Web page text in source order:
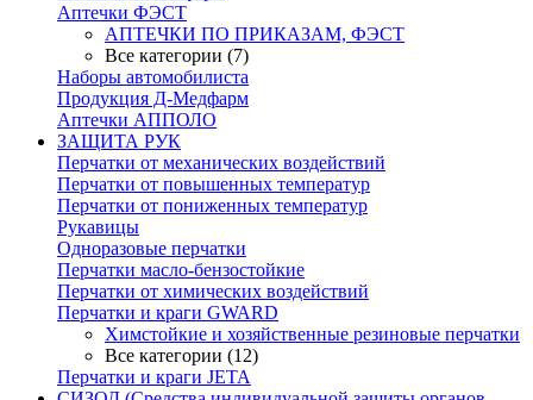
Аптечки ФЭСТ
АПТЕЧКИ ПО ПРИКАЗАМ, ФЭСТ
Все категории (7)
Наборы автомобилиста
Продукция Д-Медфарм
Аптечки АППОЛО
ЗАЩИТА РУК
Перчатки от механических воздействий
Перчатки от повышенных температур
Перчатки от пониженных температур
Рукавицы
Одноразовые перчатки
Перчатки масло-бензостойкие
Перчатки от химических воздействий
Перчатки и краги GWARD
Химстойкие и хозяйственные резиновые перчатки
Все категории (12)
Перчатки и краги JETA